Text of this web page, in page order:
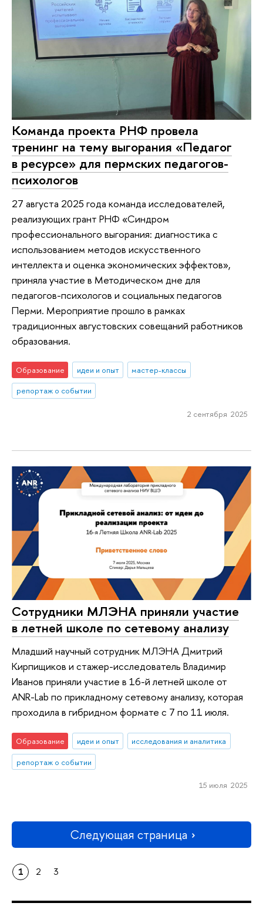
Команда проекта РНФ провела
тренинг на тему выгорания «Педагог
в ресурсе» для пермских педагогов-
психологов
27 августа 2025 года команда исследователей,
реализующих грант РНФ «Синдром
профессионального выгорания: диагностика с
использованием методов искусственного
интеллекта и оценка экономических эффектов»,
приняла участие в Методическом дне для
педагогов-психологов и социальных педагогов
Перми. Мероприятие прошло в рамках
традиционных августовских совещаний работников
образования.
Образование идеи и опыт
мастер-классы
репортаж о событии
2 сентября 2025
Сотрудники МЛЭНА приняли участие
в летней школе по сетевому анализу
Младший научный сотрудник МЛЭНА Дмитрий
Кирпищиков и стажер-исследователь Владимир
Иванов приняли участие в 16-й летней школе от
ANR-Lab по прикладному сетевому анализу, которая
проходила в гибридном формате с 7 по 11 июля.
Образование идеи и опыт
исследования и аналитика
репортаж о событии
15 июля 2025
Следующая страница
1 2 3